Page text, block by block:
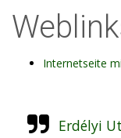
Internetseite
Erdélyi